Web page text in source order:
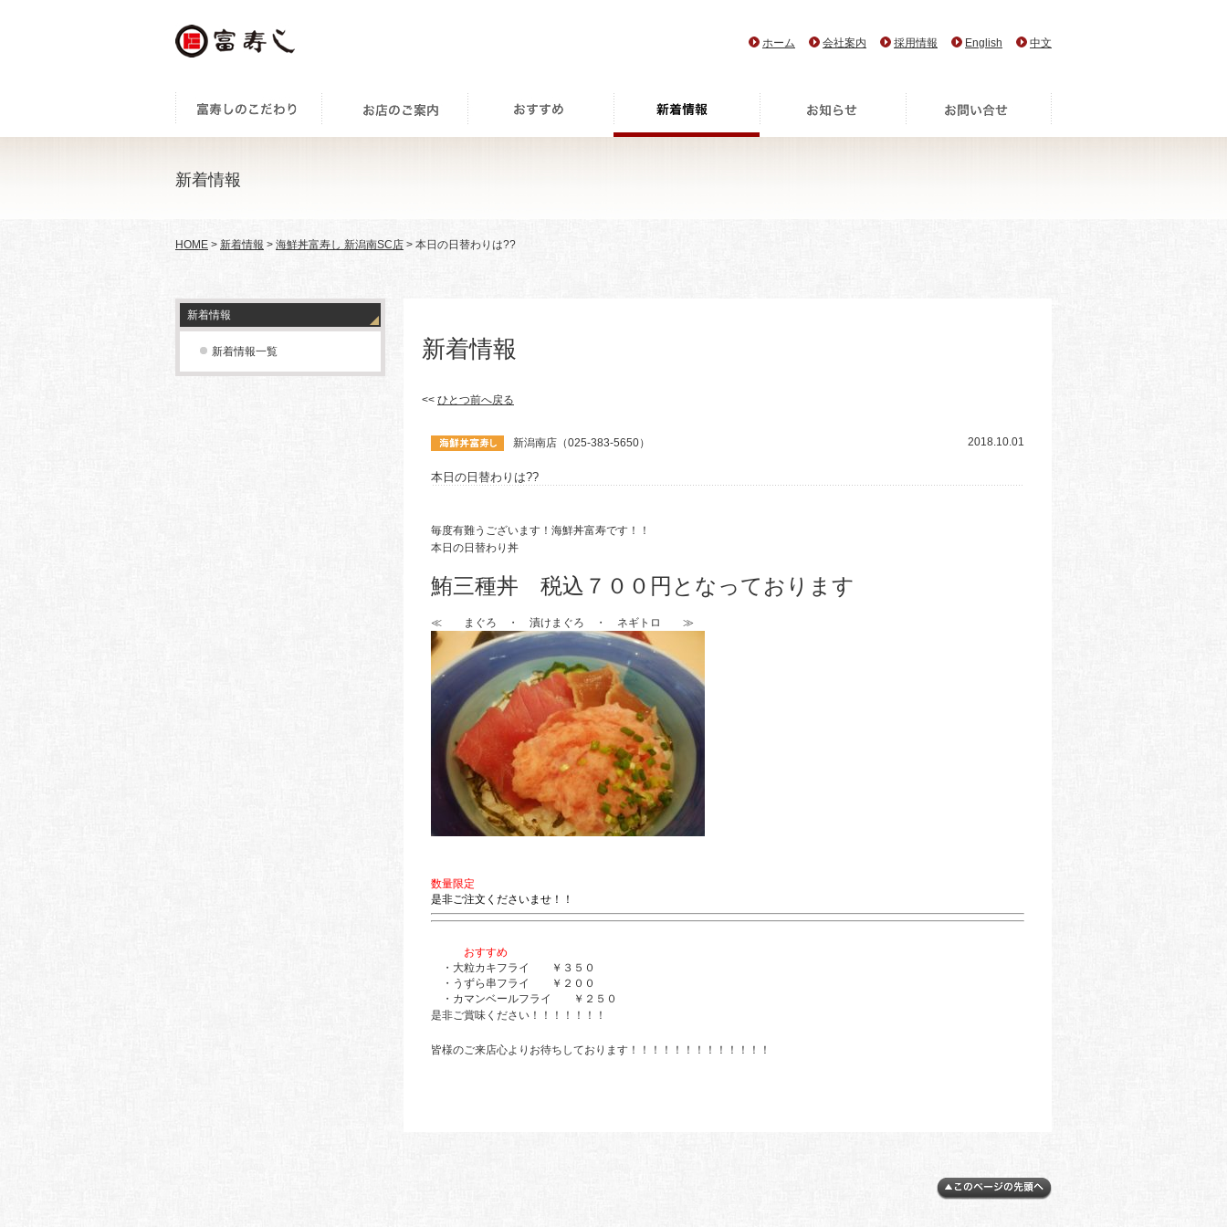
ホーム 会社案内 採用情報 English 中文
新着情報
HOME > 新着情報 > 海鮮丼富寿し 新潟南SC店 > 本日の日替わりは??
新着情報
新着情報一覧 新着情報
<< ひとつ前へ戻る
新潟南店（025-383-5650） 2018.10.01
本日の日替わりは??
毎度有難うございます！海鮮丼富寿です！！
本日の日替わり丼
鮪三種丼 税込７００円となっております
≪ まぐろ ・ 漬けまぐろ ・ ネギトロ ≫
数量限定
是非ご注文くださいませ！！
おすすめ
・大粒カキフライ ￥３５０
・うずら串フライ ￥２００
・カマンベールフライ ￥２５０
是非ご賞味ください！！！！！！！
皆様のご来店心よりお待ちしております！！！！！！！！！！！！！